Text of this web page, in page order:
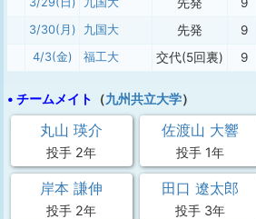
3/30(月) 九国大 先発 9
4/3(金) 福工大 交代(5回裏) 9
• チームメイト （九州共立大学）
丸山 瑛介
投手 2年
佐渡山 大響
投手 1年
岸本 謙伸
投手 2年
田口 遼太郎
投手 3年